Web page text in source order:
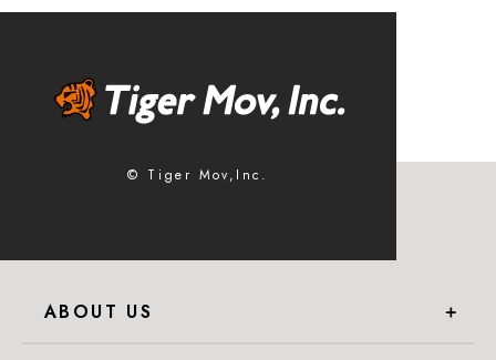
© Tiger Mov,Inc.
ABOUT US ＋